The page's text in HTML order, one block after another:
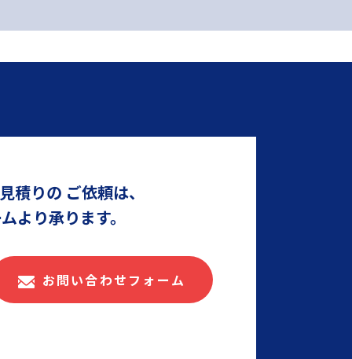
積りの ご依頼は、
より承ります。
お問い合わせフォーム